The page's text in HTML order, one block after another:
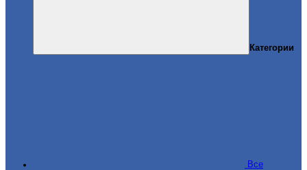
Категории
Все